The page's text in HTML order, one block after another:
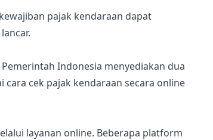
pajak kendaraan dapat
Indonesia menyediakan dua
cek pajak kendaraan secara online
layanan online. Beberapa platform